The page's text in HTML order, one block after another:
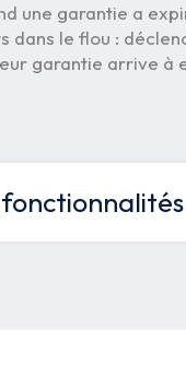
une garantie a
dans le flou :
garantie arrive à